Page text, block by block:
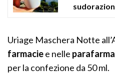
Uriage Maschera Notte
farmaciee nelle
per la confezione da 50 ml.